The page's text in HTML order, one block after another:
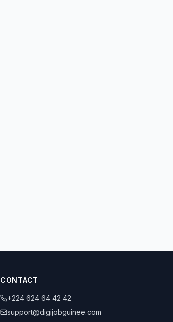
CONTACT
+224 624 64 42 42
support@digijobguinee.com